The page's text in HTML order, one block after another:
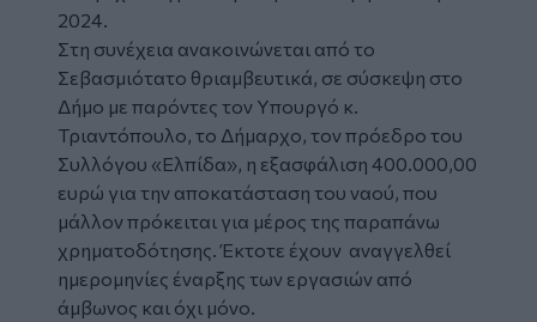
2024.
Στη συνέχεια ανακοινώνεται από το
Σεβασμιότατο θριαμβευτικά, σε σύσκεψη στο
Δήμο με παρόντες τον Υπουργό κ.
Τριαντόπουλο, το Δήμαρχο, τον πρόεδρο του
Συλλόγου «Ελπίδα», η εξασφάλιση 400.000,00
ευρώ για την αποκατάσταση του ναού, που
μάλλον πρόκειται για μέρος της παραπάνω
χρηματοδότησης. Έκτοτε έχουν αναγγελθεί
ημερομηνίες έναρξης των εργασιών από
άμβωνος και όχι μόνο.